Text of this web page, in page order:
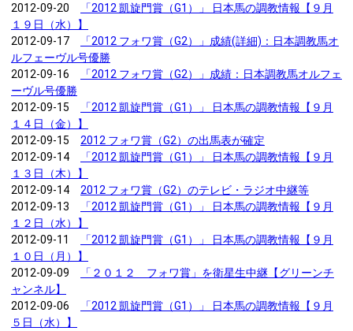
2012-09-20
「2012 凱旋門賞（G1）」 日本馬の調教情報【９月
１９日（水）】
2012-09-17
「2012 フォワ賞（G2）」成績(詳細)：日本調教馬オ
ルフェーヴル号優勝
2012-09-16
「2012 フォワ賞（G2）」成績：日本調教馬オルフェ
ーヴル号優勝
2012-09-15
「2012 凱旋門賞（G1）」 日本馬の調教情報【９月
１４日（金）】
2012-09-15 2012 フォワ賞（G2）の出馬表が確定
2012-09-14
「2012 凱旋門賞（G1）」 日本馬の調教情報【９月
１３日（木）】
2012-09-14 2012 フォワ賞（G2）のテレビ・ラジオ中継等
2012-09-13
「2012 凱旋門賞（G1）」 日本馬の調教情報【９月
１２日（水）】
2012-09-11
「2012 凱旋門賞（G1）」 日本馬の調教情報【９月
１０日（月）】
2012-09-09
「２０１２ フォワ賞」を衛星生中継【グリーンチ
ャンネル】
2012-09-06
「2012 凱旋門賞（G1）」 日本馬の調教情報【９月
５日（水）】